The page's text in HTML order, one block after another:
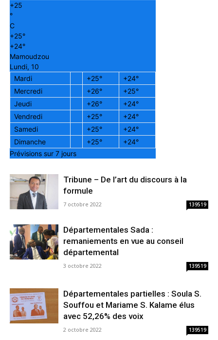
+25
°
C
+25°
+24°
Mamoudzou
Lundi, 10
Mardi
+25° +24°
Mercredi
+26° +25°
Jeudi
+26° +24°
Vendredi
+25° +24°
Samedi
+25° +24°
Dimanche
+25° +24°
Prévisions sur 7 jours
Tribune – De l’art du discours à la
formule
7 octobre 2022 139519
Départementales Sada :
remaniements en vue au conseil
départemental
3 octobre 2022 139519
Départementales partielles : Soula S.
Souffou et Mariame S. Kalame élus
avec 52,26% des voix
2 octobre 2022 139519